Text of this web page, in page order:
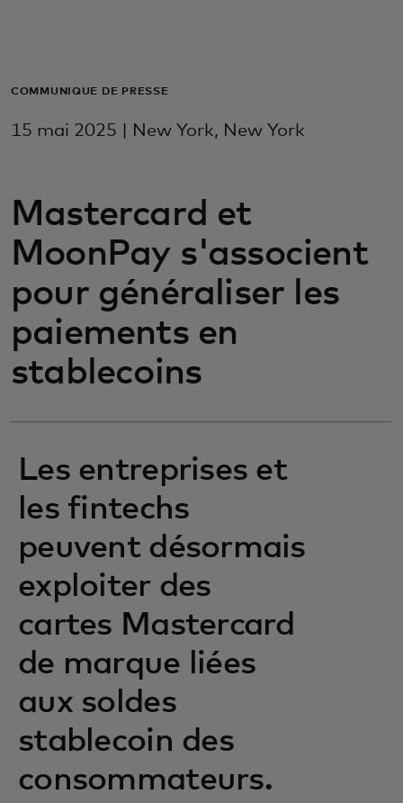
Pour les entreprises
Pour les innovateurs
Actualités et tendances
COMMUNIQUÉ DE PRESSE
15 mai 2025 | New York, New York
Mastercard et
MoonPay s'associent
pour généraliser les
paiements en
stablecoins
Les entreprises et
les fintechs
peuvent désormais
exploiter des
cartes Mastercard
de marque liées
aux soldes
stablecoin des
consommateurs.